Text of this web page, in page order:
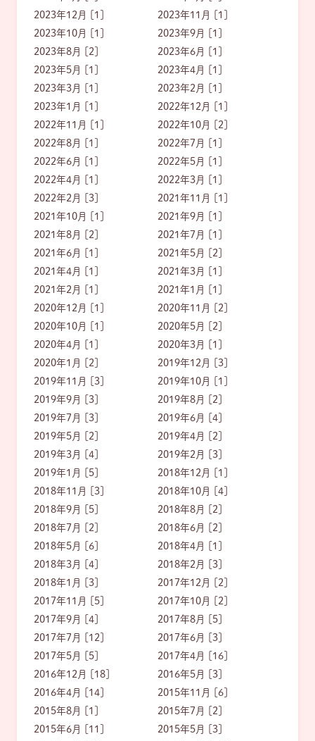
2023年12月 [1]
2023年11月 [1]
2023年10月 [1]
2023年9月 [1]
2023年8月 [2]
2023年6月 [1]
2023年5月 [1]
2023年4月 [1]
2023年3月 [1]
2023年2月 [1]
2023年1月 [1]
2022年12月 [1]
2022年11月 [1]
2022年10月 [2]
2022年8月 [1]
2022年7月 [1]
2022年6月 [1]
2022年5月 [1]
2022年4月 [1]
2022年3月 [1]
2022年2月 [3]
2021年11月 [1]
2021年10月 [1]
2021年9月 [1]
2021年8月 [2]
2021年7月 [1]
2021年6月 [1]
2021年5月 [2]
2021年4月 [1]
2021年3月 [1]
2021年2月 [1]
2021年1月 [1]
2020年12月 [1]
2020年11月 [2]
2020年10月 [1]
2020年5月 [2]
2020年4月 [1]
2020年3月 [1]
2020年1月 [2]
2019年12月 [3]
2019年11月 [3]
2019年10月 [1]
2019年9月 [3]
2019年8月 [2]
2019年7月 [3]
2019年6月 [4]
2019年5月 [2]
2019年4月 [2]
2019年3月 [4]
2019年2月 [3]
2019年1月 [5]
2018年12月 [1]
2018年11月 [3]
2018年10月 [4]
2018年9月 [5]
2018年8月 [2]
2018年7月 [2]
2018年6月 [2]
2018年5月 [6]
2018年4月 [1]
2018年3月 [4]
2018年2月 [3]
2018年1月 [3]
2017年12月 [2]
2017年11月 [5]
2017年10月 [2]
2017年9月 [4]
2017年8月 [5]
2017年7月 [12]
2017年6月 [3]
2017年5月 [5]
2017年4月 [16]
2016年12月 [18]
2016年5月 [3]
2016年4月 [14]
2015年11月 [6]
2015年8月 [1]
2015年7月 [2]
2015年6月 [11]
2015年5月 [3]